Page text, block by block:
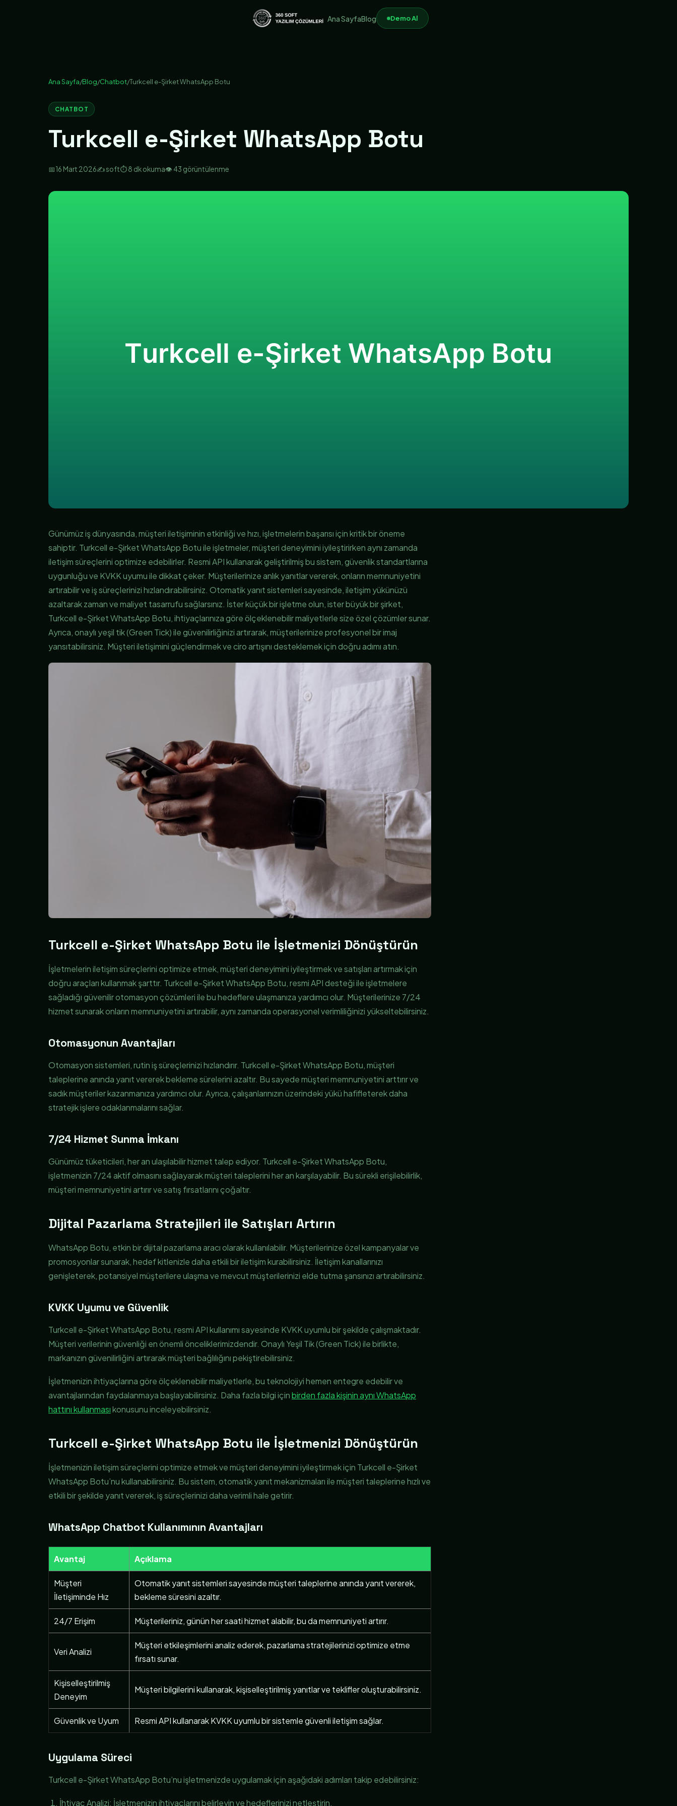
Ana SayfaBlog Demo Al
Ana Sayfa/Blog/Chatbot/Turkcell e-Şirket WhatsApp Botu
CHATBOT
Turkcell e-Şirket WhatsApp Botu
📅16 Mart 2026✍️ soft⏱️ 8 dk okuma👁️ 43 görüntülenme
Günümüz iş dünyasında, müşteri iletişiminin etkinliği ve hızı, işletmelerin başarısı için kritik bir öneme
sahiptir. Turkcell e-Şirket WhatsApp Botu ile işletmeler, müşteri deneyimini iyileştirirken aynı zamanda
iletişim süreçlerini optimize edebilirler. Resmi API kullanarak geliştirilmiş bu sistem, güvenlik standartlarına
uygunluğu ve KVKK uyumu ile dikkat çeker. Müşterilerinize anlık yanıtlar vererek, onların memnuniyetini
artırabilir ve iş süreçlerinizi hızlandırabilirsiniz. Otomatik yanıt sistemleri sayesinde, iletişim yükünüzü
azaltarak zaman ve maliyet tasarrufu sağlarsınız. İster küçük bir işletme olun, ister büyük bir şirket,
Turkcell e-Şirket WhatsApp Botu, ihtiyaçlarınıza göre ölçeklenebilir maliyetlerle size özel çözümler sunar.
Ayrıca, onaylı yeşil tik (Green Tick) ile güvenilirliğinizi artırarak, müşterilerinize profesyonel bir imaj
yansıtabilirsiniz. Müşteri iletişimini güçlendirmek ve ciro artışını desteklemek için doğru adımı atın.
Turkcell e-Şirket WhatsApp Botu ile İşletmenizi Dönüştürün
İşletmelerin iletişim süreçlerini optimize etmek, müşteri deneyimini iyileştirmek ve satışları artırmak için
doğru araçları kullanmak şarttır. Turkcell e-Şirket WhatsApp Botu, resmi API desteği ile işletmelere
sağladığı güvenilir otomasyon çözümleri ile bu hedeflere ulaşmanıza yardımcı olur. Müşterilerinize 7/24
hizmet sunarak onların memnuniyetini artırabilir, aynı zamanda operasyonel verimliliğinizi yükseltebilirsiniz.
Otomasyonun Avantajları
Otomasyon sistemleri, rutin iş süreçlerinizi hızlandırır. Turkcell e-Şirket WhatsApp Botu, müşteri
taleplerine anında yanıt vererek bekleme sürelerini azaltır. Bu sayede müşteri memnuniyetini arttırır ve
sadık müşteriler kazanmanıza yardımcı olur. Ayrıca, çalışanlarınızın üzerindeki yükü hafifleterek daha
stratejik işlere odaklanmalarını sağlar.
7/24 Hizmet Sunma İmkanı
Günümüz tüketicileri, her an ulaşılabilir hizmet talep ediyor. Turkcell e-Şirket WhatsApp Botu,
işletmenizin 7/24 aktif olmasını sağlayarak müşteri taleplerini her an karşılayabilir. Bu sürekli erişilebilirlik,
müşteri memnuniyetini artırır ve satış fırsatlarını çoğaltır.
Dijital Pazarlama Stratejileri ile Satışları Artırın
WhatsApp Botu, etkin bir dijital pazarlama aracı olarak kullanılabilir. Müşterilerinize özel kampanyalar ve
promosyonlar sunarak, hedef kitlenizle daha etkili bir iletişim kurabilirsiniz. İletişim kanallarınızı
genişleterek, potansiyel müşterilere ulaşma ve mevcut müşterilerinizi elde tutma şansınızı artırabilirsiniz.
KVKK Uyumu ve Güvenlik
Turkcell e-Şirket WhatsApp Botu, resmi API kullanımı sayesinde KVKK uyumlu bir şekilde çalışmaktadır.
Müşteri verilerinin güvenliği en önemli önceliklerimizdendir. Onaylı Yeşil Tik (Green Tick) ile birlikte,
markanızın güvenilirliğini artırarak müşteri bağlılığını pekiştirebilirsiniz.
İşletmenizin ihtiyaçlarına göre ölçeklenebilir maliyetlerle, bu teknolojiyi hemen entegre edebilir ve
avantajlarından faydalanmaya başlayabilirsiniz. Daha fazla bilgi içinbirden fazla kişinin aynı WhatsApp
hattını kullanmasıkonusunu inceleyebilirsiniz.
Turkcell e-Şirket WhatsApp Botu ile İşletmenizi Dönüştürün
İşletmenizin iletişim süreçlerini optimize etmek ve müşteri deneyimini iyileştirmek için Turkcell e-Şirket
WhatsApp Botu’nu kullanabilirsiniz. Bu sistem, otomatik yanıt mekanizmaları ile müşteri taleplerine hızlı ve
etkili bir şekilde yanıt vererek, iş süreçlerinizi daha verimli hale getirir.
WhatsApp Chatbot Kullanımının Avantajları
Avantaj Açıklama
Müşteri
İletişiminde Hız
Otomatik yanıt sistemleri sayesinde müşteri taleplerine anında yanıt vererek,
bekleme süresini azaltır.
24/7 Erişim Müşterileriniz, günün her saati hizmet alabilir, bu da memnuniyeti artırır.
Veri Analizi
Müşteri etkileşimlerini analiz ederek, pazarlama stratejilerinizi optimize etme
fırsatı sunar.
Kişiselleştirilmiş
Deneyim
Müşteri bilgilerini kullanarak, kişiselleştirilmiş yanıtlar ve teklifler oluşturabilirsiniz.
Güvenlik ve Uyum Resmi API kullanarak KVKK uyumlu bir sistemle güvenli iletişim sağlar.
Uygulama Süreci
Turkcell e-Şirket WhatsApp Botu’nu işletmenizde uygulamak için aşağıdaki adımları takip edebilirsiniz:
İhtiyaç Analizi: İşletmenizin ihtiyaçlarını belirleyin ve hedeflerinizi netleştirin.